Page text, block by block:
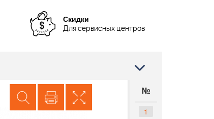
Скидки
Для сервисных центров
№
1